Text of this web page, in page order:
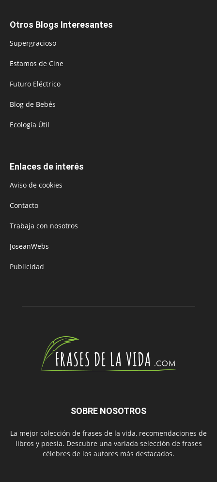
Otros Blogs Interesantes
Supergracioso
Estamos de Cine
Futuro Eléctrico
Blog de Bebés
Ecología Útil
Enlaces de interés
Aviso de cookies
Contacto
Trabaja con nosotros
JoseanWebs
Publicidad
SOBRE NOSOTROS
La mejor colección de frases de la vida, recomendaciones de
libros y poesía. Descubre una variada selección de frases
célebres de los autores más destacados.